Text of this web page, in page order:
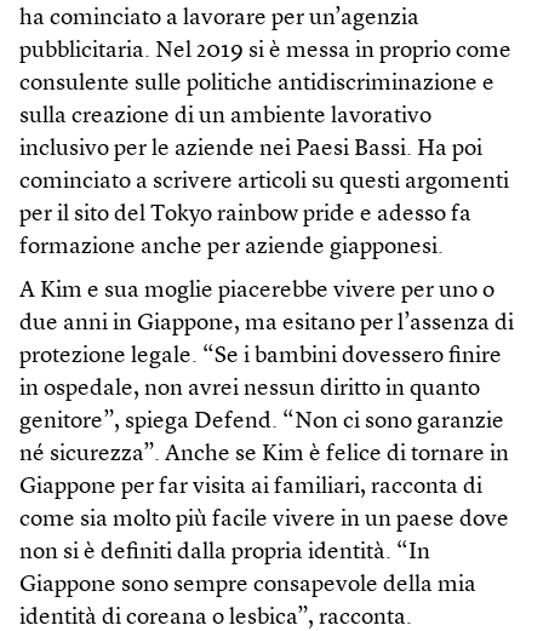
ha cominciato a lavorare per un’agenzia
pubblicitaria. Nel 2019 si è messa in proprio come
consulente sulle politiche antidiscriminazione e
sulla creazione di un ambiente lavorativo
inclusivo per le aziende nei Paesi Bassi. Ha poi
cominciato a scrivere articoli su questi argomenti
per il sito del Tokyo rainbow pride e adesso fa
formazione anche per aziende giapponesi.
A Kim e sua moglie piacerebbe vivere per uno o
due anni in Giappone, ma esitano per l’assenza di
protezione legale. “Se i bambini dovessero finire
in ospedale, non avrei nessun diritto in quanto
genitore”, spiega Defend. “Non ci sono garanzie
né sicurezza”. Anche se Kim è felice di tornare in
Giappone per far visita ai familiari, racconta di
come sia molto più facile vivere in un paese dove
non si è definiti dalla propria identità. “In
Giappone sono sempre consapevole della mia
identità di coreana o lesbica”, racconta.